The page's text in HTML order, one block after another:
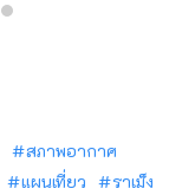
สภาพอากาศ
แผนเที่ยว
ราเม็ง